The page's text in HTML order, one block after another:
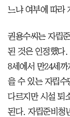
느냐 여부에 따라
권용수씨는 자립
된 것은 인정했다.
8세에서 만24세
을 수 있는 자립수
다르지만 시설 퇴
된다. 자립준비청